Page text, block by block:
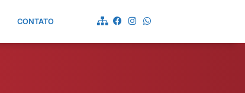
CONTATO